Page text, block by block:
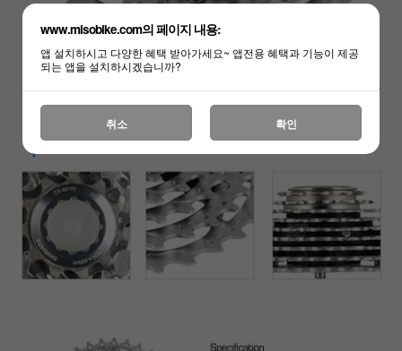
www.misobike.com의 페이지 내용:
앱 설치하시고 다양한 혜택 받아가세요~ 앱전용 혜택과 기능이 제공
되는 앱을 설치하시겠습니까?
취소 확인